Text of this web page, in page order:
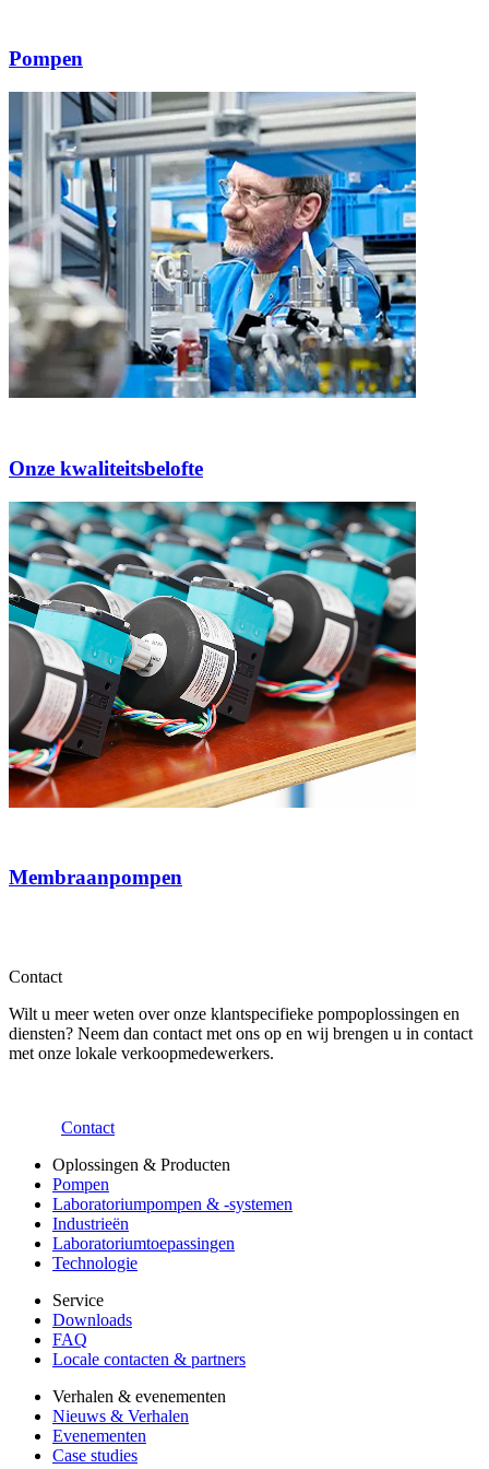
Pompen
Onze kwaliteitsbelofte
Membraanpompen
Contact
Wilt u meer weten over onze klantspecifieke pompoplossingen en
diensten? Neem dan contact met ons op en wij brengen u in contact
met onze lokale verkoopmedewerkers.
Contact
Oplossingen & Producten
Pompen
Laboratoriumpompen & -systemen
Industrieën
Laboratoriumtoepassingen
Technologie
Service
Downloads
FAQ
Locale contacten & partners
Verhalen & evenementen
Nieuws & Verhalen
Evenementen
Case studies